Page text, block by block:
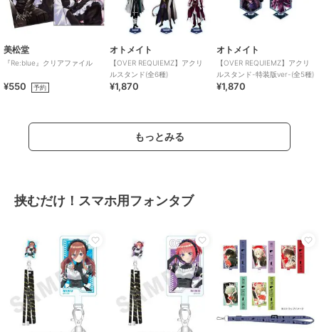
美松堂
『Re:blue』クリアファイル
¥550 予約
オトメイト
【OVER REQUIEMZ】アクリ
ルスタンド(全6種)
¥1,870
オトメイト
【OVER REQUIEMZ】アクリ
ルスタンド-特装版ver-(全5種)
¥1,870
もっとみる
挟むだけ！スマホ用フォンタブ